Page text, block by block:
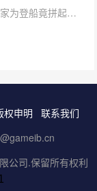
下一篇：《冒险岛》上演真实版“一票难求”！玩家为登船竟拼起了资历
权申明
联系我们
公司.保留所有权利